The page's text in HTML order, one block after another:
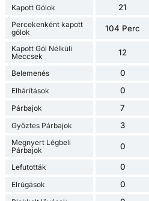
Kapott Gólok 21
Percekenként kapott
gólok
104 Perc
Kapott Gól Nélküli
Meccsek
12
Belemenés 0
Elhárítások 0
Párbajok 7
Győztes Párbajok 3
Megnyert Légbeli
Párbajok
0
Lefutották 0
Elrúgások 0